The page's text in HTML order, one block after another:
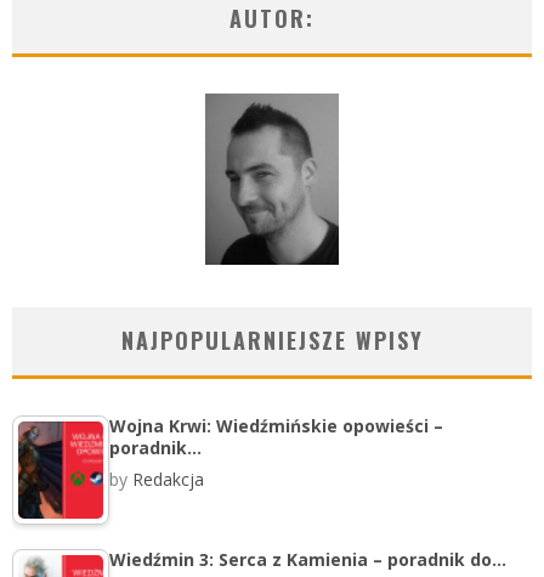
AUTOR:
NAJPOPULARNIEJSZE WPISY
Wojna Krwi: Wiedźmińskie opowieści –
poradnik…
by Redakcja
Wiedźmin 3: Serca z Kamienia – poradnik do…